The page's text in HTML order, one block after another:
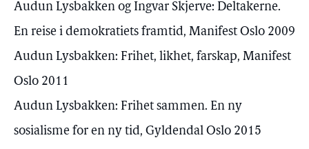
Audun Lysbakken og Ingvar Skjerve: Deltakerne.
En reise i demokratiets framtid, Manifest Oslo 2009
Audun Lysbakken: Frihet, likhet, farskap, Manifest
Oslo 2011
Audun Lysbakken: Frihet sammen. En ny
sosialisme for en ny tid, Gyldendal Oslo 2015